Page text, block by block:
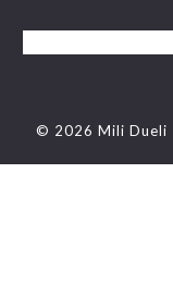
© 2026 Mili Dueli